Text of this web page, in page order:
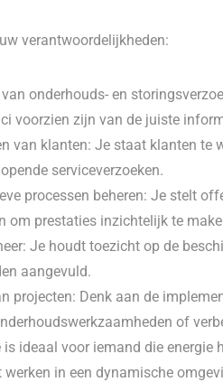
verantwoordelijkheden:
onderhouds- en
voorzien zijn van de juiste
van klanten: Je staat klanten te
serviceverzoeken.
processen beheren: Je stelt
om prestaties inzichtelijk te
Je houdt toezicht op de
aangevuld.
projecten: Denk aan de
of
is ideaal voor iemand die
werken in een dynamische